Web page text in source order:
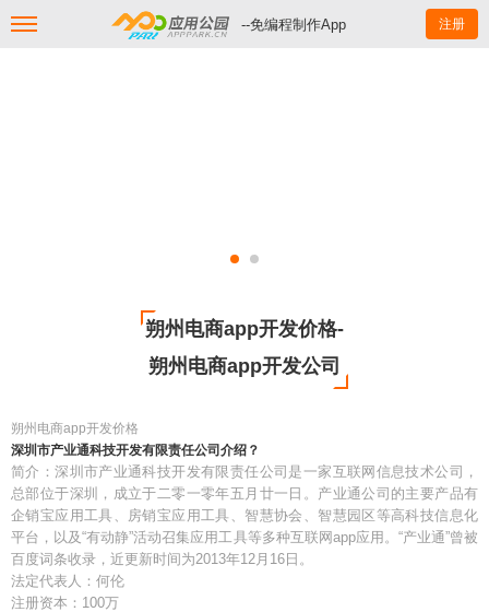
--免编程制作App 注册
朔州电商app开发价格-
朔州电商app开发公司
朔州电商app开发价格
深圳市产业通科技开发有限责任公司介绍？
简介：深圳市产业通科技开发有限责任公司是一家互联网信息技术公司，
总部位于深圳，成立于二零一零年五月廿一日。产业通公司的主要产品有
企销宝应用工具、房销宝应用工具、智慧协会、智慧园区等高科技信息化
平台，以及“有动静”活动召集应用工具等多种互联网app应用。“产业通”曾被
百度词条收录，近更新时间为2013年12月16日。
法定代表人：何伦
注册资本：100万